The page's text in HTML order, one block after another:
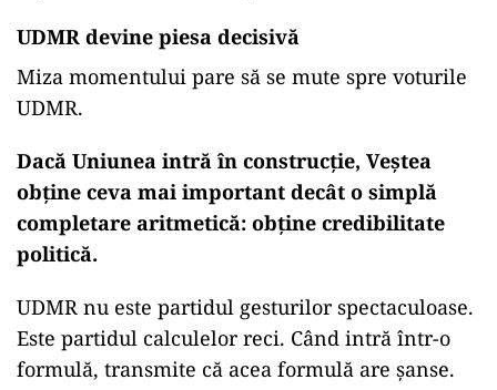
UDMR devine piesa decisivă
Miza momentului pare să se mute spre voturile
UDMR.
Dacă Uniunea intră în construcție, Veștea
obține ceva mai important decât o simplă
completare aritmetică: obține credibilitate
politică.
UDMR nu este partidul gesturilor spectaculoase.
Este partidul calculelor reci. Când intră într-o
formulă, transmite că acea formulă are șanse.